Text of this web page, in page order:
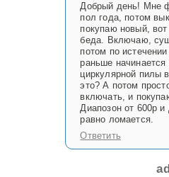
Добрый день! Мне
пол года, потом
покупаю новый,
беда. Включаю,
потом по
раньше
циркулярной пилы
это? А потом
включать, и
Диапозон от 600р и
равно ломается.
Ответить